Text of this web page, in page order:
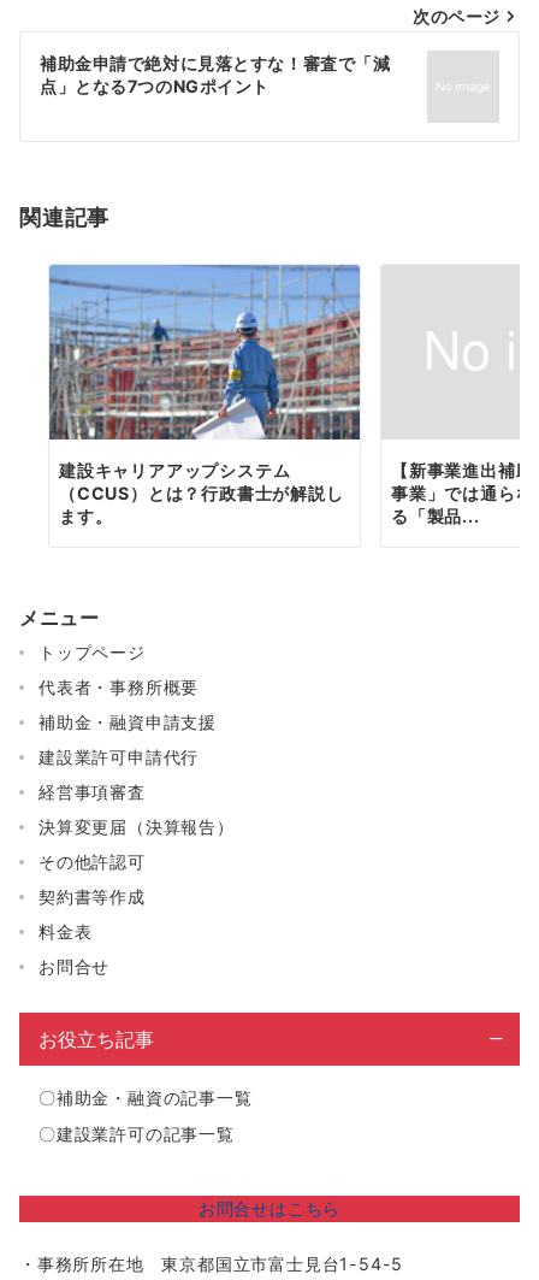
ビ
ゲ
ー
シ
ン
次のページ
補助金申請で絶対に見落とすな！審査で「減
点」となる7つのNGポイント
関連記事
建設キャリアアップシステム
（CCUS）とは？行政書士が解説し
ます。
【新事業進出補
事業」では通ら
る「製品...
メニュー
トップページ
代表者・事務所概要
補助金・融資申請支援
建設業許可申請代行
経営事項審査
決算変更届（決算報告）
その他許認可
契約書等作成
料金表
お問合せ
お役立ち記事
〇補助金・融資の記事一覧
〇建設業許可の記事一覧
お問合せはこちら
・事務所所在地 東京都国立市富士見台1-54-5